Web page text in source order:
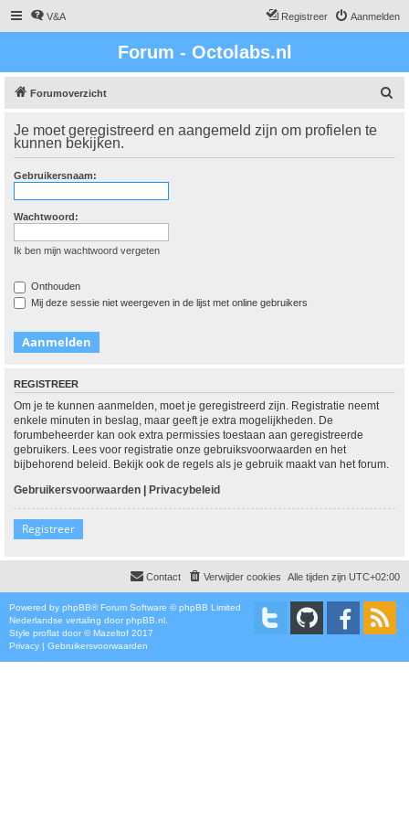
V&A Aanmelden
Registreer
Forum - Octolabs.nl
Forumoverzicht
k
Je moet geregistreerd en aangemeld zijn om profielen te
kunnen bekijken.
Gebruikersnaam:
Wachtwoord:
Ik ben mijn wachtwoord vergeten
Onthouden
Mij deze sessie niet weergeven in de lijst met online gebruikers
REGISTREER
Om je te kunnen aanmelden, moet je geregistreerd zijn. Registratie neemt
enkele minuten in beslag, maar geeft je extra mogelijkheden. De
forumbeheerder kan ook extra permissies toestaan aan geregistreerde
gebruikers. Lees voor registratie onze gebruiksvoorwaarden en het
bijbehorend beleid. Bekijk ook de regels als je gebruik maakt van het forum.
Gebruikersvoorwaarden | Privacybeleid
Registreer
Alle tijden zijn UTC+02:00
Verwijder cookies
Contact
Powered by phpBB® Forum Software © phpBB Limited
Nederlandse vertaling door phpBB.nl
Style proflat door ©Mazeltof 2017
Privacy | Gebruikersvoorwaarden